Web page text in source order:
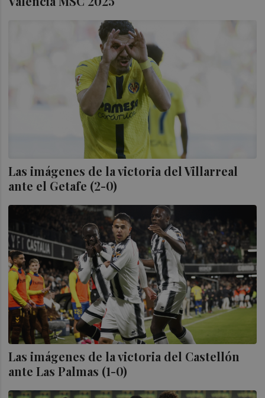
Las imágenes de la victoria del Villarreal
ante el Getafe (2-0)
Las imágenes de la victoria del Castellón
ante Las Palmas (1-0)